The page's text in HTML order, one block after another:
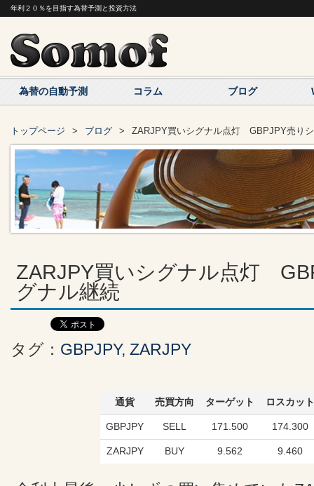
年利２０％を目指す為替予測と投資方法
為替の自動予測 コラム ブログ
トップページ ブログ ZARJPY買いシグナル点灯 GBPJPY売り
ZARJPY買いシグナル点灯
グナル継続
タグ： GBPJPY, ZARJPY
通貨 売買方向 ターゲット ロスカット
GBPJPY SELL 171.500 174.300
ZARJPY BUY 9.562 9.460